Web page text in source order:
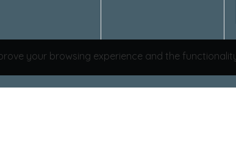
your browsing experience and the